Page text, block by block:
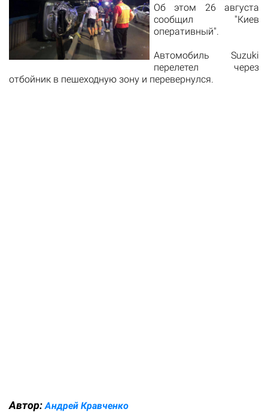
Об этом 26 августа
сообщил "Киев
оперативный".
Автомобиль Suzuki
перелетел через
отбойник в пешеходную зону и перевернулся.
Автор: Андрей Кравченко